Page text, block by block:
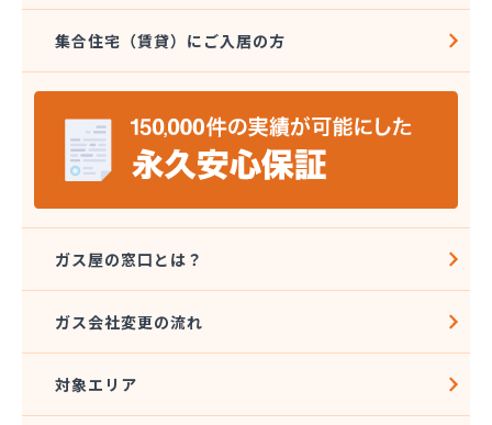
株式会社シライシ ホームエネルギー事業本部
株式会社シライシ 埼玉西支店
株式会社シライシ 埼玉東部営業所
株式会社シライシ 埼玉北事業所
株式会社シンエイ
株式会社タカサカ
株式会社タガヤ
株式会社トーエル 川越営業所
株式会社トーエル 南埼玉営業所
株式会社ナカノヤ
株式会社フクダ
株式会社マルキ
集合住宅（賃貸）にご入居の方
ガス屋の窓口とは？
ガス会社変更の流れ
対象エリア